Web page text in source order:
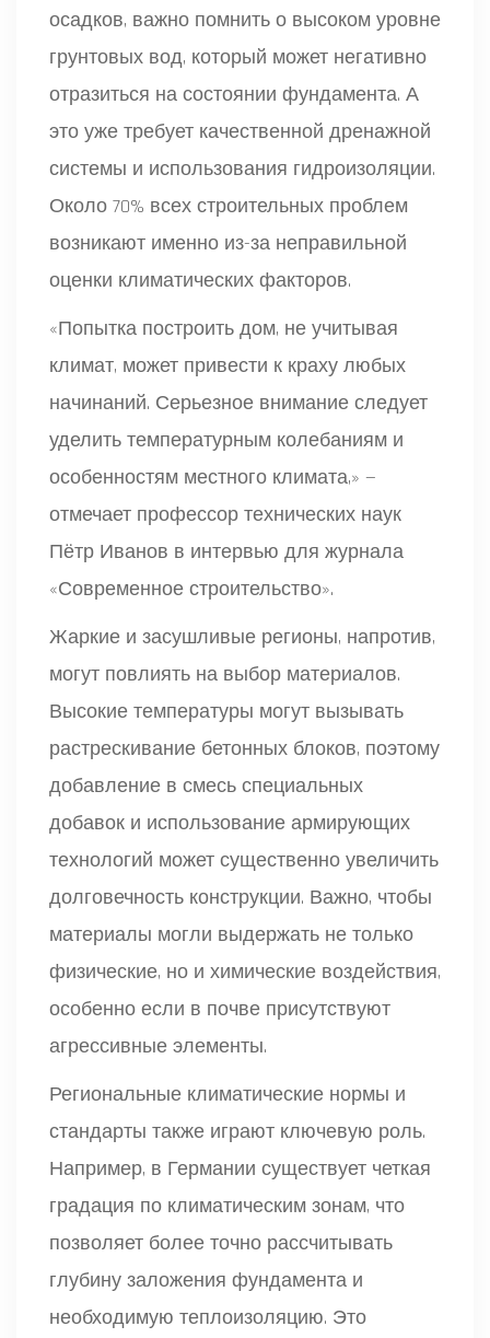
осадков, важно помнить о высоком уровне
грунтовых вод, который может негативно
отразиться на состоянии фундамента. А
это уже требует качественной дренажной
системы и использования гидроизоляции.
Около 70% всех строительных проблем
возникают именно из-за неправильной
оценки климатических факторов.
«Попытка построить дом, не учитывая
климат, может привести к краху любых
начинаний. Серьезное внимание следует
уделить температурным колебаниям и
особенностям местного климата,» —
отмечает профессор технических наук
Пётр Иванов в интервью для журнала
«Современное строительство».
Жаркие и засушливые регионы, напротив,
могут повлиять на выбор материалов.
Высокие температуры могут вызывать
растрескивание бетонных блоков, поэтому
добавление в смесь специальных
добавок и использование армирующих
технологий может существенно увеличить
долговечность конструкции. Важно, чтобы
материалы могли выдержать не только
физические, но и химические воздействия,
особенно если в почве присутствуют
агрессивные элементы.
Региональные климатические нормы и
стандарты также играют ключевую роль.
Например, в Германии существует четкая
градация по климатическим зонам, что
позволяет более точно рассчитывать
глубину заложения фундамента и
необходимую теплоизоляцию. Это